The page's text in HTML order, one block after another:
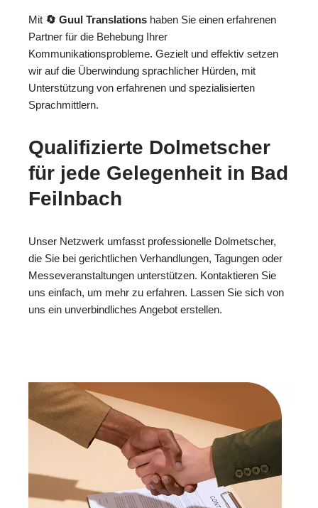
Mit 🔄 Guul Translations haben Sie einen erfahrenen
Partner für die Behebung Ihrer
Kommunikationsprobleme. Gezielt und effektiv setzen
wir auf die Überwindung sprachlicher Hürden, mit
Unterstützung von erfahrenen und spezialisierten
Sprachmittlern.
Qualifizierte Dolmetscher
für jede Gelegenheit in Bad
Feilnbach
Unser Netzwerk umfasst professionelle Dolmetscher,
die Sie bei gerichtlichen Verhandlungen, Tagungen oder
Messeveranstaltungen unterstützen. Kontaktieren Sie
uns einfach, um mehr zu erfahren. Lassen Sie sich von
uns ein unverbindliches Angebot erstellen.